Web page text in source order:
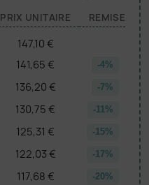
PRIX UNITAIRE REMISE
147,10 €
141,65 € -4%
136,20 € -7%
130,75 € -11%
125,31 € -15%
122,03 € -17%
117,68 € -20%